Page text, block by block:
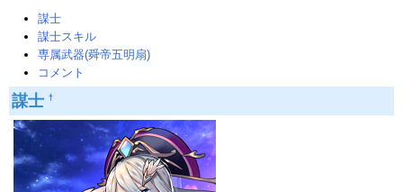
謀士
謀士スキル
専属武器(舜帝五明扇)
コメント
謀士 †